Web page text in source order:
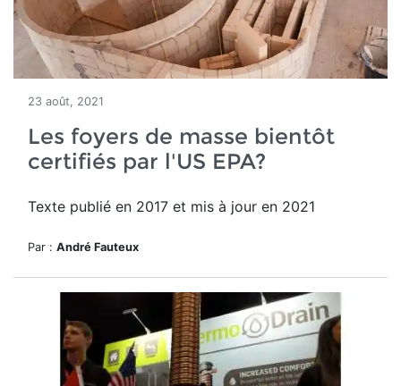
23 août, 2021
Les foyers de masse bientôt
certifiés par l'US EPA?
Texte publié en 2017 et mis à jour en 2021
Par : André Fauteux